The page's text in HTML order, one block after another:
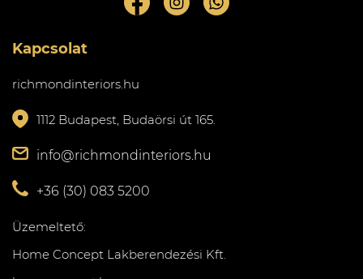
Kapcsolat
richmondinteriors.hu
1112 Budapest, Budaörsi út 165.
info@richmondinteriors.hu
+36 (30) 083 5200
Üzemeltető:
Home Concept Lakberendezési Kft.